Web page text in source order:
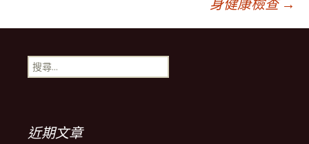
導
航
列
身健康檢查 →
搜
尋
近期文章